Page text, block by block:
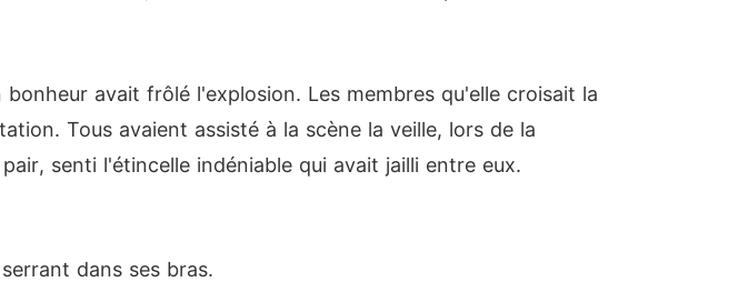
avait frôlé l'explosion. Les membres qu'elle croisait la
Tous avaient assisté à la scène la veille, lors de la
senti l'étincelle indéniable qui avait jailli entre eux.
dans ses bras.